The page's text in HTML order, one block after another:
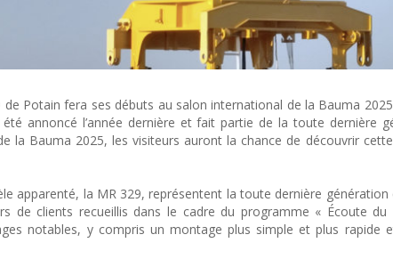
Potain fera ses débuts au salon international de la Bauma
annoncé l’année dernière et fait partie de la toute dernière
la Bauma 2025, les visiteurs auront la chance de découvrir
apparenté, la MR 329, représentent la toute dernière génération
de clients recueillis dans le cadre du programme « Écoute
notables, y compris un montage plus simple et plus rapide